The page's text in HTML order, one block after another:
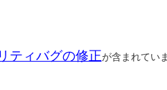
ティバグの修正が含まれていま